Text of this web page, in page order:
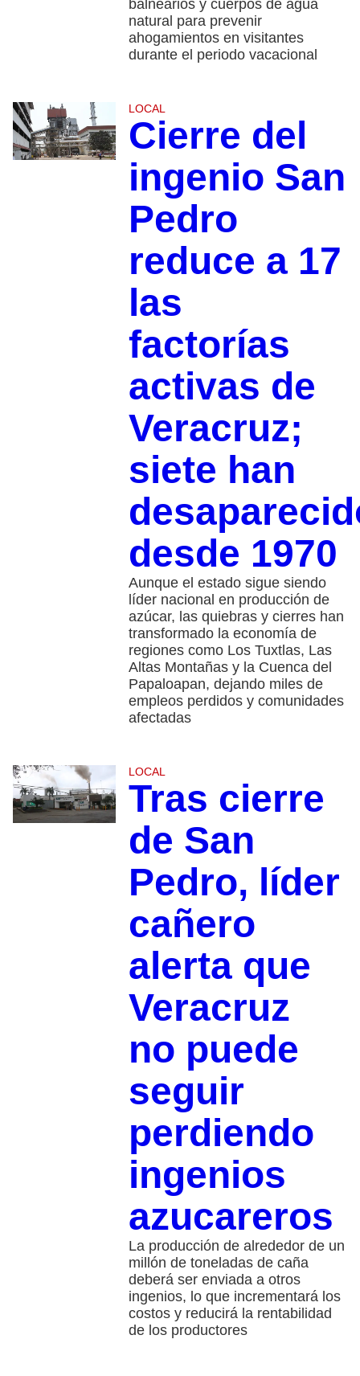
balnearios y cuerpos de agua
natural para prevenir
ahogamientos en visitantes
durante el periodo vacacional
LOCAL
Cierre del
ingenio San
Pedro
reduce a 17
las
factorías
activas de
Veracruz;
siete han
desde 1970
Aunque el estado sigue siendo
líder nacional en producción de
azúcar, las quiebras y cierres han
transformado la economía de
regiones como Los Tuxtlas, Las
Altas Montañas y la Cuenca del
Papaloapan, dejando miles de
empleos perdidos y comunidades
afectadas
LOCAL
Tras cierre
de San
Pedro, líder
cañero
alerta que
Veracruz
no puede
seguir
perdiendo
ingenios
azucareros
La producción de alrededor de un
millón de toneladas de caña
deberá ser enviada a otros
ingenios, lo que incrementará los
costos y reducirá la rentabilidad
de los productores